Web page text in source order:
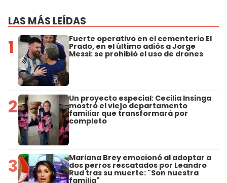
LAS MÁS LEÍDAS
1 Fuerte operativo en el cementerio El
Prado, en el último adiós a Jorge
Messi: se prohibió el uso de drones
2 Un proyecto especial: Cecilia Insinga
mostró el viejo departamento
familiar que transformará por
completo
3 Mariana Brey emocionó al adoptar a
dos perros rescatados por Leandro
Rud tras su muerte: "Son nuestra
familia"